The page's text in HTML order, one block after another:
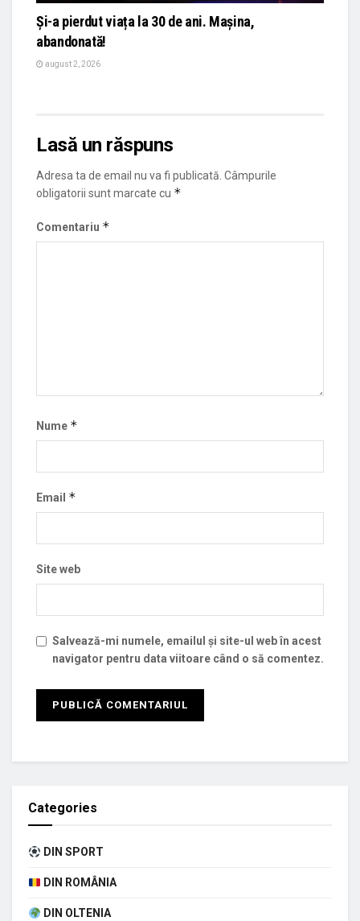
Și-a pierdut viața la 30 de ani. Mașina,
abandonată!
august 2, 2026
Lasă un răspuns
Adresa ta de email nu va fi publicată. Câmpurile
obligatorii sunt marcate cu *
Comentariu *
Nume *
Email *
Site web
Salvează-mi numele, emailul și site-ul web în acest
navigator pentru data viitoare când o să comentez.
Categories
DIN SPORT
DIN ROMÂNIA
DIN OLTENIA